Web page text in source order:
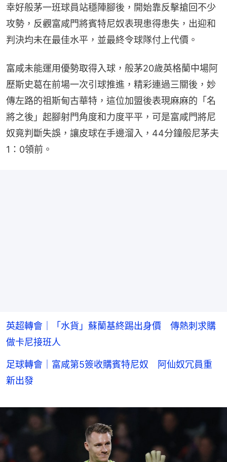
幸好般茅一班球員站穩陣腳後，開始靠反擊搶回不少
攻勢，反觀富咸門將賓特尼奴表現患得患失，出迎和
判決均未在最佳水平，並最終令球隊付上代價。
富咸未能運用優勢取得入球，般茅20歲英格蘭中場阿
歷斯史葛在前場一次引球推進，精彩連過三關後，妙
傳左路的祖斯甸古華特，這位加盟後表現麻麻的「名
將之後」起腳射門角度和力度平平，可是富咸門將尼
奴竟判斷失誤，讓皮球在手邊溜入，44分鐘般尼茅夫
1：0領前。
英超轉會｜「水貨」蘇蘭基終踢出身價 傳熱刺求購
做卡尼接班人
足球轉會｜富咸第5簽收購賓特尼奴 阿仙奴冗員重
新出發